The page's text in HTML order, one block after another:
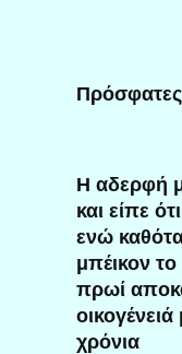
Η αδερφή
και είπε
ενώ
μπέικον
πρωί
χρόνια